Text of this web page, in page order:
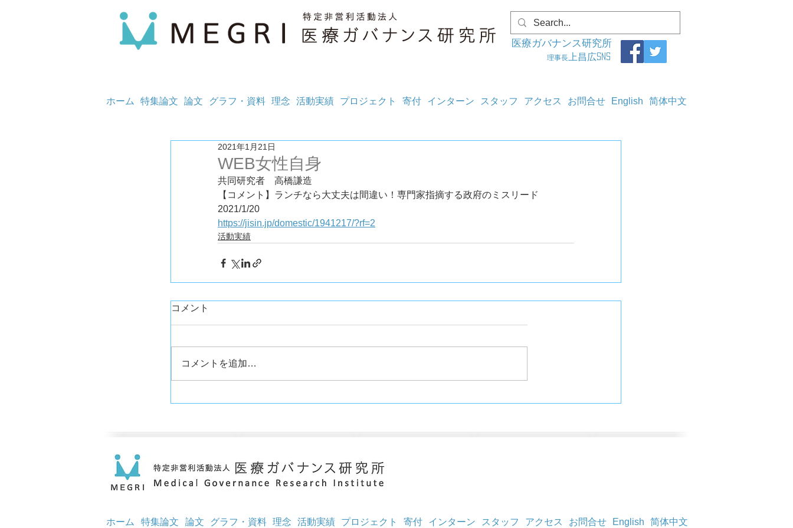
医療ガバナンス研究所
理事長 上昌広SNS
ホーム 特集論文 論文 グラフ・資料 理念 活動実績 プロジェクト 寄付 インターン スタッフ アクセス お問合せ English 简体中文
WEB女性自身
2021年1月21日
共同研究者　高橋謙造
【コメント】ランチなら大丈夫は間違い！専門家指摘する政府のミスリード
2021/1/20
https://jisin.jp/domestic/1941217/?rf=2
活動実績
コメント
コメントを追加…
ホーム 特集論文 論文 グラフ・資料 理念 活動実績 プロジェクト 寄付 インターン スタッフ アクセス お問合せ English 简体中文